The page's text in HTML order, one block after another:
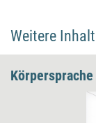
Weitere